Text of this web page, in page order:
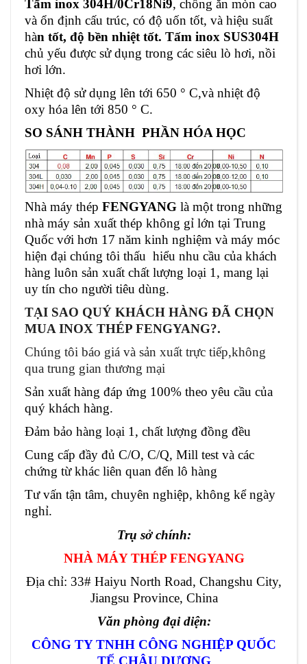
Tấm inox 304H/0Cr18Ni9, chống ăn mòn cao
và ổn định cấu trúc, có độ uốn tốt, và hiệu suất
hàn tốt, độ bền nhiệt tốt. Tấm inox SUS304H
chủ yếu được sử dụng trong các siêu lò hơi, nồi
hơi lớn.
Nhiệt độ sử dụng lên tới 650 ° C,và nhiệt độ
oxy hóa lên tới 850 ° C.
SO SÁNH THÀNH PHẦN HÓA HỌC
Nhà máy thép FENGYANG là một trong những
nhà máy sản xuất thép không gỉ lớn tại Trung
Quốc với hơn 17 năm kinh nghiệm và máy móc
hiện đại chúng tôi thấu hiểu nhu cầu của khách
hàng luôn sản xuất chất lượng loại 1, mang lại
uy tín cho người tiêu dùng.
TẠI SAO QUÝ KHÁCH HÀNG ĐÃ CHỌN
MUA INOX THÉP FENGYANG?.
Chúng tôi báo giá và sản xuất trực tiếp,không
qua trung gian thương mại
Sản xuất hàng đáp ứng 100% theo yêu cầu của
quý khách hàng.
Đảm bảo hàng loại 1, chất lượng đồng đều
Cung cấp đầy đủ C/O, C/Q, Mill test và các
chứng từ khác liên quan đến lô hàng
Tư vấn tận tâm, chuyên nghiệp, không kể ngày
nghỉ.
Trụ sở chính:
NHÀ MÁY THÉP FENGYANG
Địa chỉ: 33# Haiyu North Road, Changshu City,
Jiangsu Province, China
Văn phòng đại diện:
CÔNG TY TNHH CÔNG NGHIỆP QUỐC
TẾ CHÂU DƯƠNG